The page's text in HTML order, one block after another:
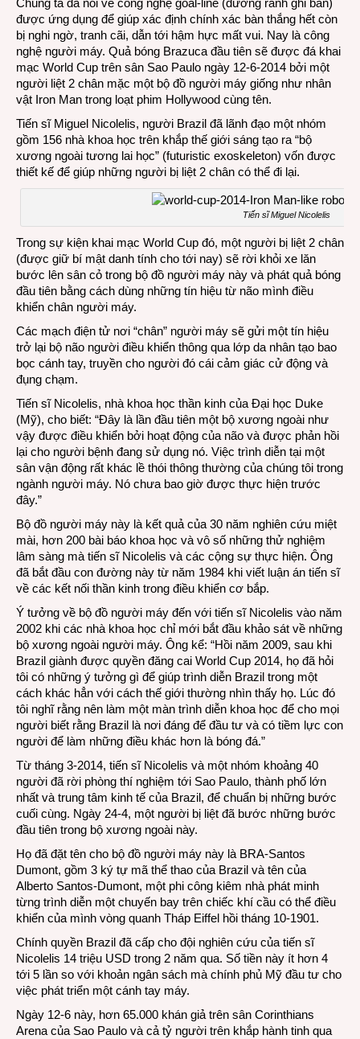
để
bóng
Chúng ta đã nói về công nghệ goal-line (đường ranh ghi bàn)
được ứng dụng để giúp xác định chính xác bàn thắng hết còn
bị nghi ngờ, tranh cãi, dẫn tới hậm hực mất vui. Nay là công
nghệ người máy. Quả bóng Brazuca đầu tiên sẽ được đá khai
mạc World Cup trên sân Sao Paulo ngày 12-6-2014 bởi một
người liệt 2 chân mặc một bộ đồ người máy giống như nhân
vật Iron Man trong loạt phim Hollywood cùng tên.
Tiến sĩ Miguel Nicolelis, người Brazil đã lãnh đạo một nhóm
gồm 156 nhà khoa học trên khắp thế giới sáng tạo ra “bộ
xương ngoài tương lai học” (futuristic exoskeleton) vốn được
thiết kế để giúp những người bị liệt 2 chân có thể đi lại.
Tiến sĩ Miguel Nicolelis
Trong sự kiện khai mạc World Cup đó, một người bị liệt 2 chân
(được giữ bí mật danh tính cho tới nay) sẽ rời khỏi xe lăn
bước lên sân cỏ trong bộ đồ người máy này và phát quả bóng
đầu tiên bằng cách dùng những tín hiệu từ não mình điều
khiển chân người máy.
Các mạch điện tử nơi “chân” người máy sẽ gửi một tín hiệu
trở lại bộ não người điều khiển thông qua lớp da nhân tạo bao
bọc cánh tay, truyền cho người đó cái cảm giác cử động và
đụng chạm.
Tiến sĩ Nicolelis, nhà khoa học thần kinh của Đại học Duke
(Mỹ), cho biết: “Đây là lần đầu tiên một bộ xương ngoài như
vậy được điều khiển bởi hoạt động của não và được phản hồi
lại cho người bệnh đang sử dụng nó. Việc trình diễn tại một
sân vận động rất khác lề thói thông thường của chúng tôi trong
ngành người máy. Nó chưa bao giờ được thực hiện trước
đây.”
Bộ đồ người máy này là kết quả của 30 năm nghiên cứu miệt
mài, hơn 200 bài báo khoa học và vô số những thử nghiệm
lâm sàng mà tiến sĩ Nicolelis và các cộng sự thực hiện. Ông
đã bắt đầu con đường này từ năm 1984 khi viết luận án tiến sĩ
về các kết nối thần kinh trong điều khiển cơ bắp.
Ý tưởng về bộ đồ người máy đến với tiến sĩ Nicolelis vào năm
2002 khi các nhà khoa học chỉ mới bắt đầu khảo sát về những
bộ xương ngoài người máy. Ông kể: “Hồi năm 2009, sau khi
Brazil giành được quyền đăng cai World Cup 2014, họ đã hỏi
tôi có những ý tưởng gì để giúp trình diễn Brazil trong một
cách khác hẳn với cách thế giới thường nhìn thấy họ. Lúc đó
tôi nghĩ rằng nên làm một màn trình diễn khoa học để cho mọi
người biết rằng Brazil là nơi đáng để đầu tư và có tiềm lực con
người để làm những điều khác hơn là bóng đá.”
Từ tháng 3-2014, tiến sĩ Nicolelis và một nhóm khoảng 40
người đã rời phòng thí nghiệm tới Sao Paulo, thành phố lớn
nhất và trung tâm kinh tế của Brazil, để chuẩn bị những bước
cuối cùng. Ngày 24-4, một người bị liệt đã bước những bước
đầu tiên trong bộ xương ngoài này.
Họ đã đặt tên cho bộ đồ người máy này là BRA-Santos
Dumont, gồm 3 ký tự mã thể thao của Brazil và tên của
Alberto Santos-Dumont, một phi công kiêm nhà phát minh
từng trình diễn một chuyến bay trên chiếc khí cầu có thể điều
khiển của mình vòng quanh Tháp Eiffel hồi tháng 10-1901.
Chính quyền Brazil đã cấp cho đội nghiên cứu của tiến sĩ
Nicolelis 14 triệu USD trong 2 năm qua. Số tiền này ít hơn 4
tới 5 lần so với khoản ngân sách mà chính phủ Mỹ đầu tư cho
việc phát triển một cánh tay máy.
Ngày 12-6 này, hơn 65.000 khán giả trên sân Corinthians
Arena của Sao Paulo và cả tỷ người trên khắp hành tinh qua